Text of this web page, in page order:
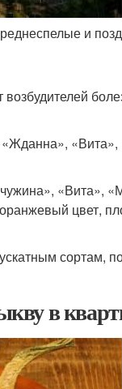
и
«Вита»,
цвет,
сортам,
в